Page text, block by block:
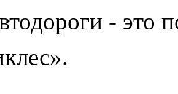
- это